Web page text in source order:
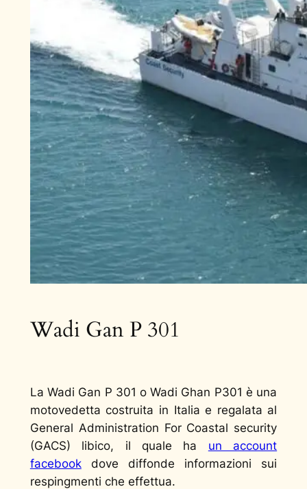
Wadi Gan P 301
La Wadi Gan P 301 o Wadi Ghan P301 è una
motovedetta costruita in Italia e regalata al
General Administration For Coastal security‎
(GACS) libico, il quale ha un account
facebookdove diffonde informazioni sui
respingmenti che effettua.